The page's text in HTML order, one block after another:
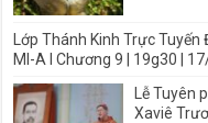
Lớp Thánh Kinh Trực
MI-A I Chương 9 | 19g30 |
Lễ Tuyên
Xaviê